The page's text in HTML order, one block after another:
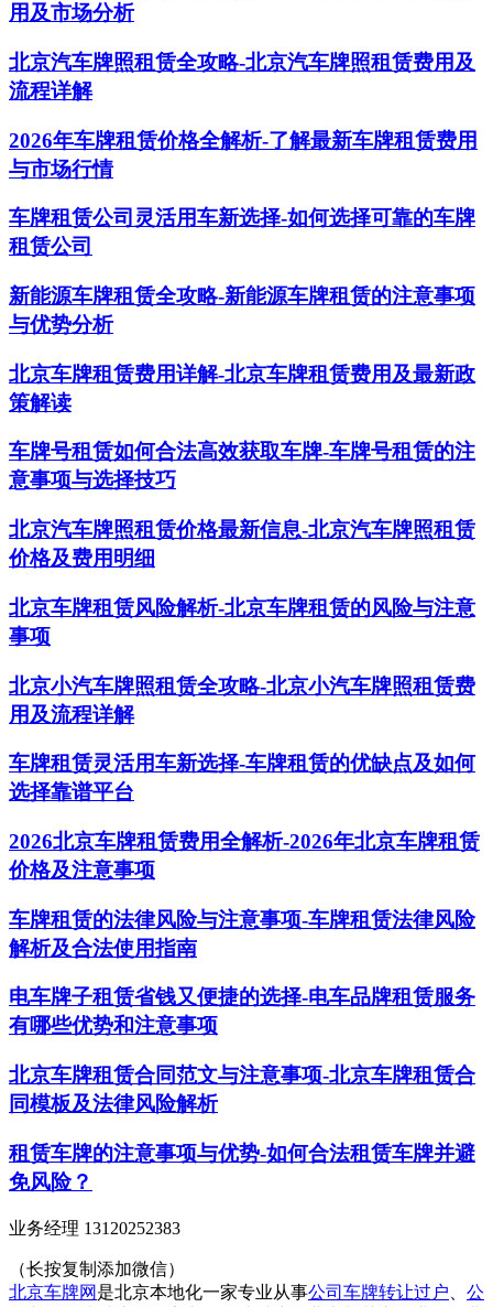
用及市场分析
北京汽车牌照租赁全攻略-北京汽车牌照租赁费用及
流程详解
2026年车牌租赁价格全解析-了解最新车牌租赁费用
与市场行情
车牌租赁公司灵活用车新选择-如何选择可靠的车牌
租赁公司
新能源车牌租赁全攻略-新能源车牌租赁的注意事项
与优势分析
北京车牌租赁费用详解-北京车牌租赁费用及最新政
策解读
车牌号租赁如何合法高效获取车牌-车牌号租赁的注
意事项与选择技巧
北京汽车牌照租赁价格最新信息-北京汽车牌照租赁
价格及费用明细
北京车牌租赁风险解析-北京车牌租赁的风险与注意
事项
北京小汽车牌照租赁全攻略-北京小汽车牌照租赁费
用及流程详解
车牌租赁灵活用车新选择-车牌租赁的优缺点及如何
选择靠谱平台
2026北京车牌租赁费用全解析-2026年北京车牌租赁
价格及注意事项
车牌租赁的法律风险与注意事项-车牌租赁法律风险
解析及合法使用指南
电车牌子租赁省钱又便捷的选择-电车品牌租赁服务
有哪些优势和注意事项
北京车牌租赁合同范文与注意事项-北京车牌租赁合
同模板及法律风险解析
租赁车牌的注意事项与优势-如何合法租赁车牌并避
免风险？
业务经理 13120252383
（长按复制添加微信）
北京车牌网 是北京本地化一家专业从事公司车牌转让过户
公